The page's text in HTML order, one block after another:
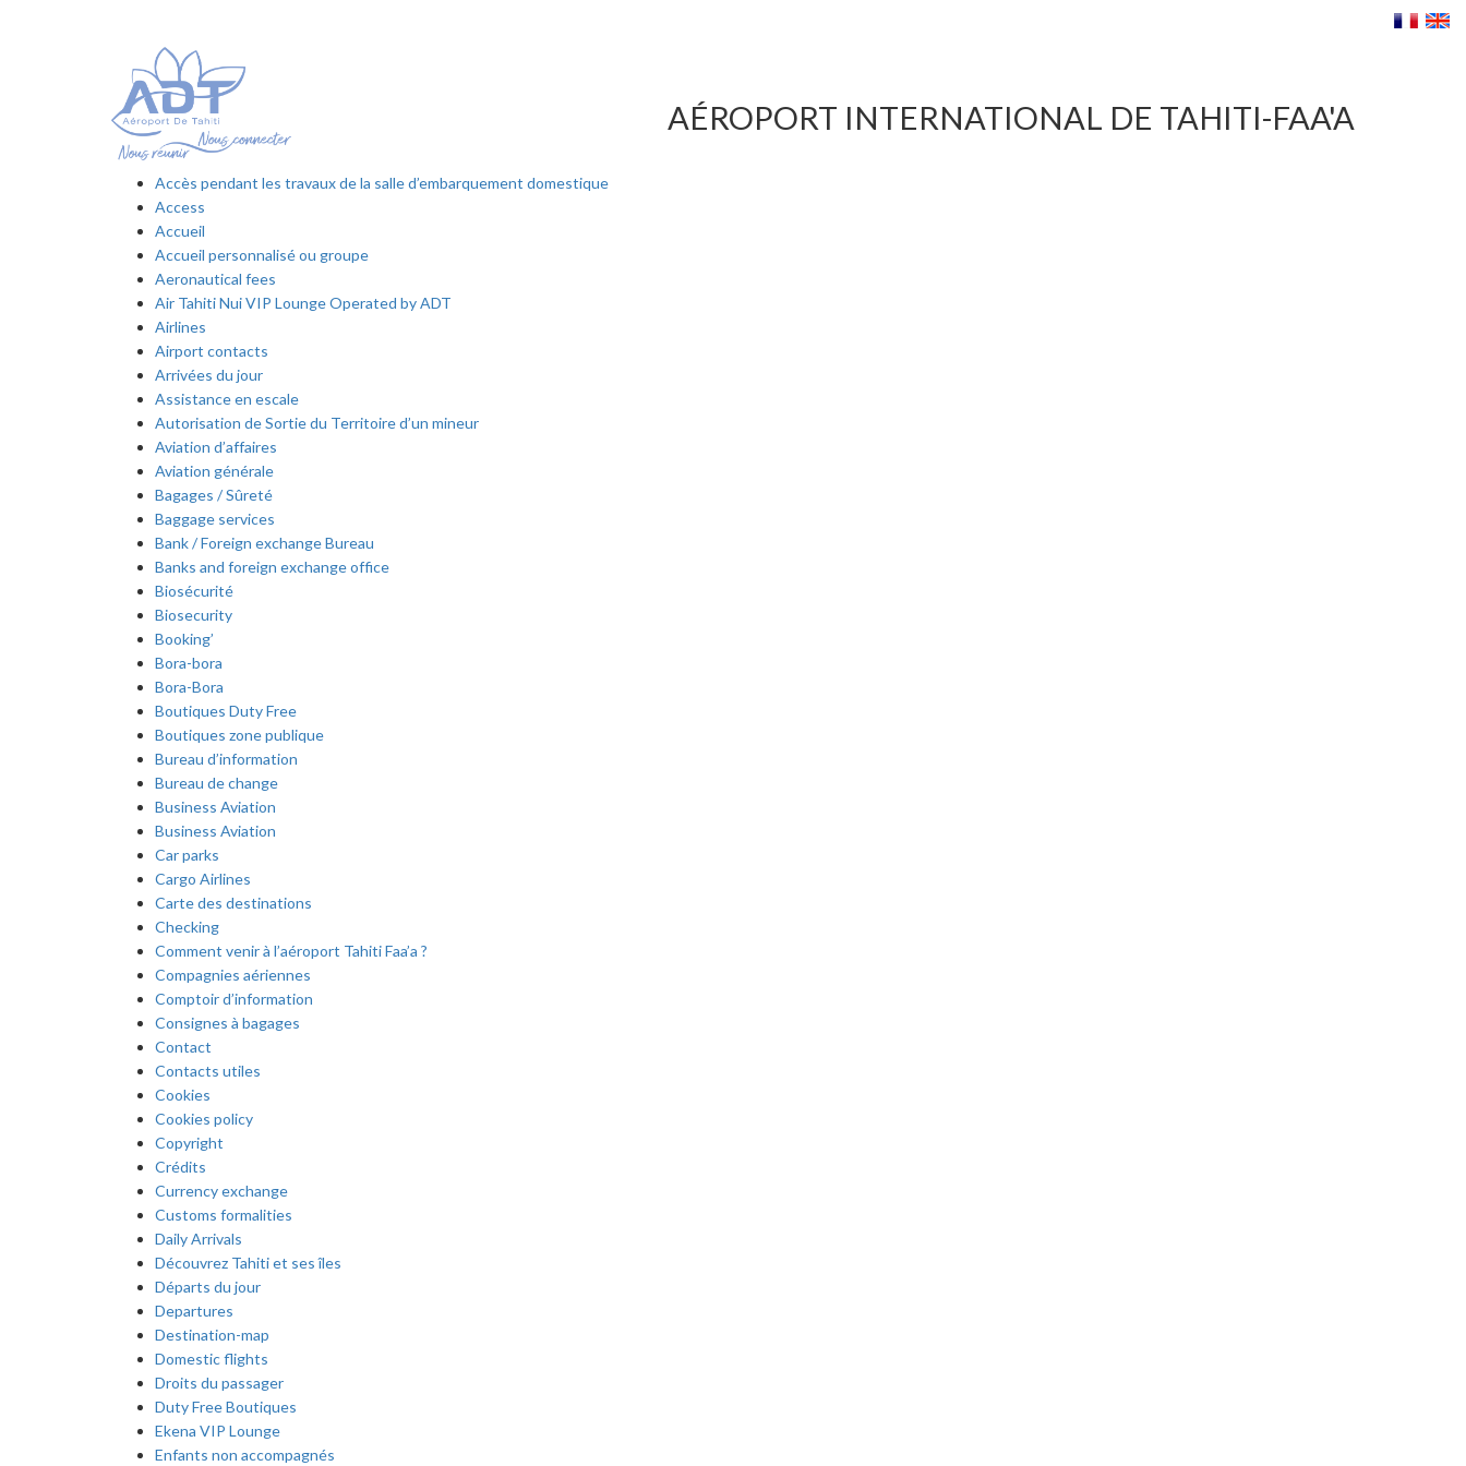
AÉROPORT INTERNATIONAL DE TAHITI-FAA'A
Accès pendant les travaux de la salle d’embarquement domestique
Access
Accueil
Accueil personnalisé ou groupe
Aeronautical fees
Air Tahiti Nui VIP Lounge Operated by ADT
Airlines
Airport contacts
Arrivées du jour
Assistance en escale
Autorisation de Sortie du Territoire d’un mineur
Aviation d’affaires
Aviation générale
Bagages / Sûreté
Baggage services
Bank / Foreign exchange Bureau
Banks and foreign exchange office
Biosécurité
Biosecurity
Booking’
Bora-bora
Bora-Bora
Boutiques Duty Free
Boutiques zone publique
Bureau d’information
Bureau de change
Business Aviation
Business Aviation
Car parks
Cargo Airlines
Carte des destinations
Checking
Comment venir à l’aéroport Tahiti Faa’a ?
Compagnies aériennes
Comptoir d’information
Consignes à bagages
Contact
Contacts utiles
Cookies
Cookies policy
Copyright
Crédits
Currency exchange
Customs formalities
Daily Arrivals
Découvrez Tahiti et ses îles
Départs du jour
Departures
Destination-map
Domestic flights
Droits du passager
Duty Free Boutiques
Ekena VIP Lounge
Enfants non accompagnés